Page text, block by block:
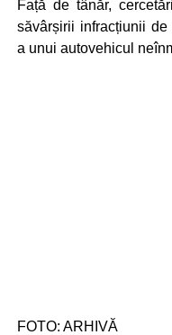
Față de tânăr,
săvârșirii infracțiunii
a unui autovehicul
FOTO: ARHIVĂ